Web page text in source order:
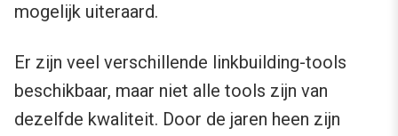
mogelijk uiteraard.
Er zijn veel verschillende linkbuilding-tools
beschikbaar, maar niet alle tools zijn van
dezelfde kwaliteit. Door de jaren heen zijn